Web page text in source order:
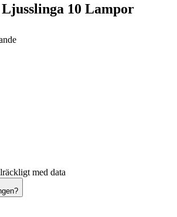
10 Lampor
med data